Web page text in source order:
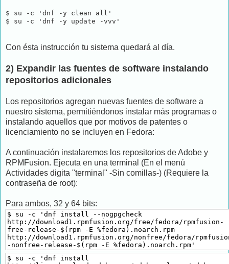
$ su -c 'dnf -y clean all'
$ su -c 'dnf -y update -vvv'
Con ésta instrucción tu sistema quedará al día.
2) Expandir las fuentes de software instalando
repositorios adicionales
Los repositorios agregan nuevas fuentes de software a
nuestro sistema, permitiéndonos instalar más programas o
instalando aquellos que por motivos de patentes o
licenciamiento no se incluyen en Fedora:
A continuación instalaremos los repositorios de Adobe y
RPMFusion. Ejecuta en una terminal (En el menú
Actividades digita "terminal" -Sin comillas-) (Requiere la
contraseña de root):
Para ambos, 32 y 64 bits: